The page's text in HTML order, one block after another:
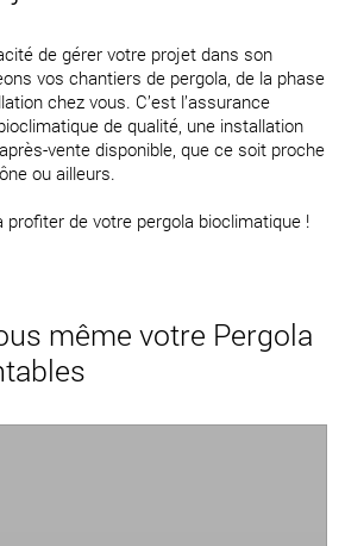
de gérer votre projet dans son
vos chantiers de pergola, de la phase
chez vous. C’est l’assurance
de qualité, une installation
vente disponible, que ce soit proche
ou ailleurs.
profiter de votre pergola bioclimatique !
même votre Pergola